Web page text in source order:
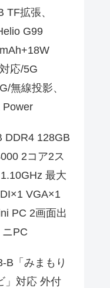
TF拡張、
G99
応/5G
無線投影、
Power
DDR4 128GB
2コア2ス
最大
VGA×1
PC 2画面出
PC
B「みまもり
」対応 外付